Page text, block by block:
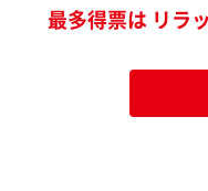
最多得票は リラ